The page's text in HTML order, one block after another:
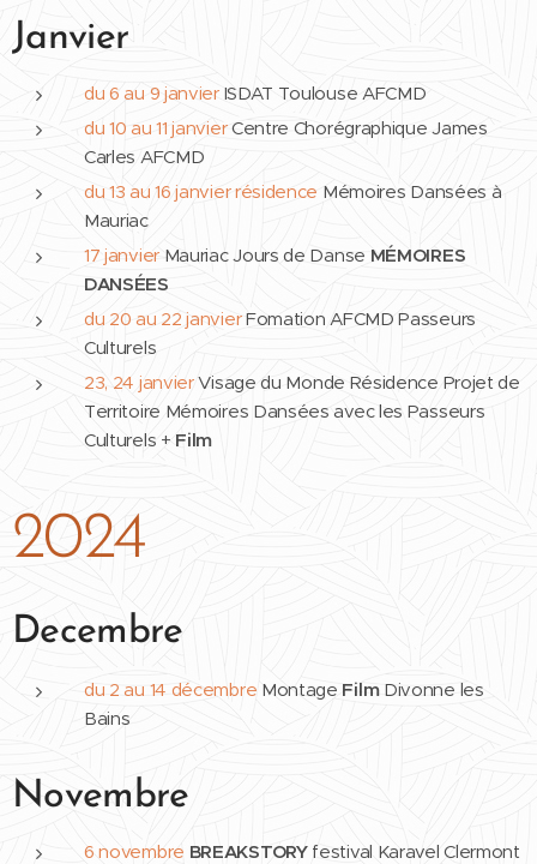
Janvier
du 6 au 9 janvierISDAT Toulouse AFCMD
du 10 au 11 janvierCentre Chorégraphique James
Carles AFCMD
du 13 au 16 janvier résidence Mémoires Dansées à
Mauriac
17 janvierMauriac Jours de Danse MÉMOIRES
DANSÉES
du 20 au 22 janvierFomation AFCMD Passeurs
Culturels
23, 24 janvierVisage du Monde Résidence Projet de
Territoire Mémoires Dansées avec les Passeurs
Culturels + Film
2024
Decembre
du 2 au 14 décembre Montage FilmDivonne les
Bains
Novembre
6 novembre BREAKSTORY festival Karavel Clermont